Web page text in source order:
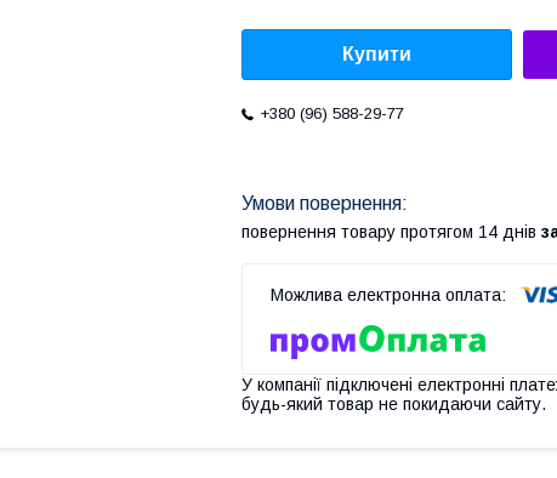
Купити
+380 (96) 588-29-77
повернення товару протягом 14 днів
У компанії підключені електронні
будь-який товар не покидаючи сайту.